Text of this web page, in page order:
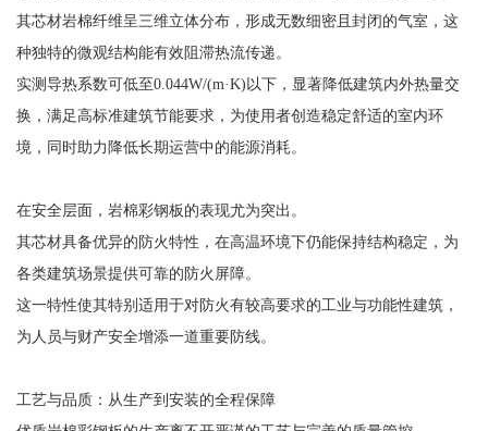
其芯材岩棉纤维呈三维立体分布，形成无数细密且封闭的气室，这
种独特的微观结构能有效阻滞热流传递。
实测导热系数可低至0.044W/(m·K)以下，显著降低建筑内外热量交
换，满足高标准建筑节能要求，为使用者创造稳定舒适的室内环
境，同时助力降低长期运营中的能源消耗。
在安全层面，岩棉彩钢板的表现尤为突出。
其芯材具备优异的防火特性，在高温环境下仍能保持结构稳定，为
各类建筑场景提供可靠的防火屏障。
这一特性使其特别适用于对防火有较高要求的工业与功能性建筑，
为人员与财产安全增添一道重要防线。
工艺与品质：从生产到安装的全程保障